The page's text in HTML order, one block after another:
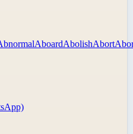
AboardAbolishAbort